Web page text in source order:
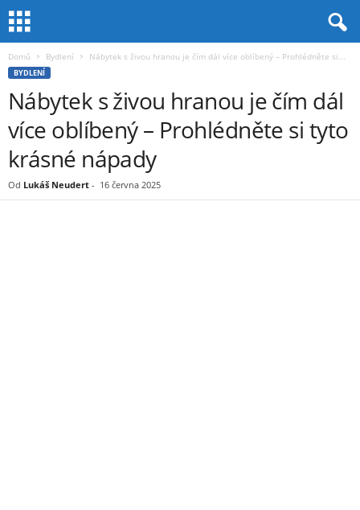
Domů Bydlení Nábytek s živou hranou je čím dál více oblíbený – Prohlédněte si...
BYDLENÍ
Nábytek s živou hranou je čím dál
více oblíbený – Prohlédněte si tyto
krásné nápady
Od Lukáš Neudert - 16 června 2025